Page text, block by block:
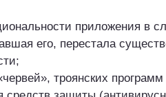
приложения в
его, перестала
троянских